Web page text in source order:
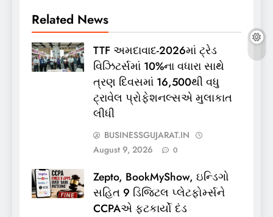
Related News
TTF અમદાવાદ-2026માં ટ્રેડ
વિઝિટર્સમાં 10%ના વધારા સાથે
ત્રણ દિવસમાં 16,500થી વધુ
ટ્રાવેલ પ્રોફેશનલ્સએ મુલાકાત
લીધી
BUSINESSGUJARAT.IN
August 9, 2026
0
Zepto, BookMyShow, ઇન્ડિગો
સહિત 9 ડિજિટલ પ્લેટફોર્મ્સને
CCPAએ ફટકાર્યો દંડ